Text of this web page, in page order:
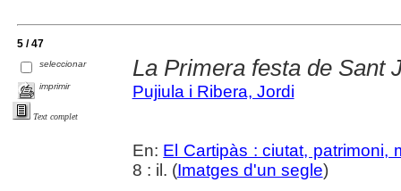
5 / 47
seleccionar
imprimir
Text complet
La Primera festa de Sant
Pujiula i Ribera, Jordi
En: El Cartipàs : ciutat, patrimoni,
8 : il. (Imatges d'un segle)